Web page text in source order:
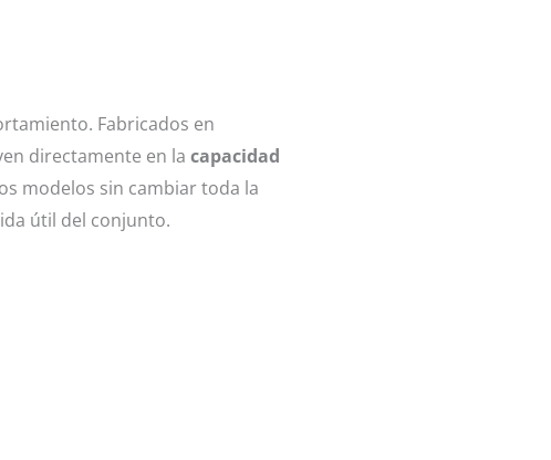
Fabricados en
directamente en la capacidad
modelos sin cambiar toda la
útil del conjunto.